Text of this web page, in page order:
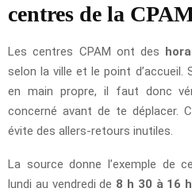
centres de la
Les centres CPAM ont des
selon la ville et le point d’accueil.
en main propre, il faut donc
concerné avant de te déplacer.
évite des allers-retours inutiles.
La source donne l’exemple de
lundi au vendredi de 8 h 30 à 16